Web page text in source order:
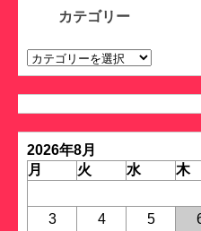
カテゴリー
カ
テ
ゴ
リ
ー
2026年8月
月
火 水 木
3
4 5